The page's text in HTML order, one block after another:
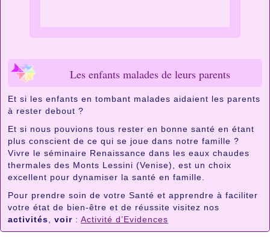
Les enfants malades de leurs parents
Et si les enfants en tombant malades aidaient les parents
à rester debout ?
Et si nous pouvions tous rester en bonne santé en étant
plus conscient de ce qui se joue dans notre famille ?
Vivre le séminaire Renaissance dans les eaux chaudes
thermales des Monts Lessini (Venise), est un choix
excellent pour dynamiser la santé en famille.
Pour prendre soin de votre Santé et apprendre à faciliter
votre état de bien-être et de réussite visitez nos
activités
voir : Activité d’Evidences